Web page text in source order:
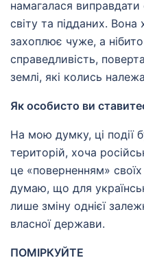
намагалася виправдати
світу та підданих.
захоплює чуже, а
справедливість,
землі, які колись
Як особисто ви
На мою думку, ці події
територій, хоча
це «поверненням»
думаю, що для
лише зміну однієї
власної держави.
ПОМІРКУЙТЕ